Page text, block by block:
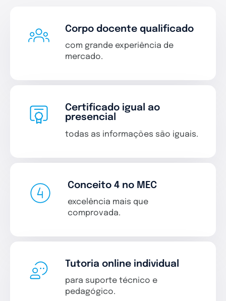
Corpo docente qualificado
com grande experiência de
mercado.
Certificado igual ao
presencial
todas as informações são iguais.
Conceito 4 no MEC
excelência mais que
comprovada.
Tutoria online individual
para suporte técnico e
pedagógico.